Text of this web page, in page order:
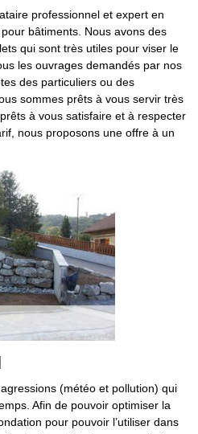
professionnel et expert en
bâtiments. Nous avons des
qui sont très utiles pour viser le
les ouvrages demandés par nos
des particuliers ou des
sommes prêts à vous servir très
à vous satisfaire et à respecter
nous proposons une offre à un
(météo et pollution) qui
Afin de pouvoir optimiser la
pour pouvoir l’utiliser dans